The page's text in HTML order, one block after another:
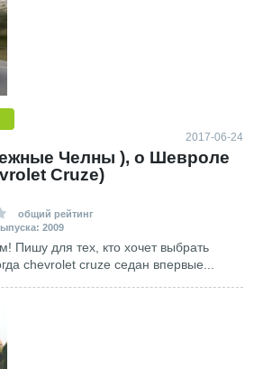
2017-06-24
Челны ), о Шевроле
Cruze)
общий рейтинг
2009
Пишу для тех, кто хочет выбрать
chevrolet cruze седан впервые...